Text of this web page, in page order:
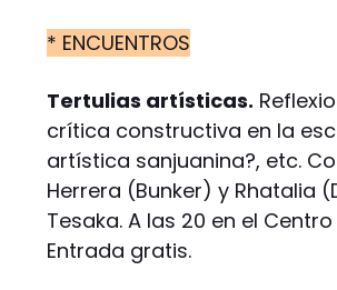
* ENCUENTROS
Tertulias artísticas.
crítica constructiva en la
artística sanjuanina?, etc.
Herrera (Bunker) y Rhatalia
Tesaka. A las 20 en el
Entrada gratis.